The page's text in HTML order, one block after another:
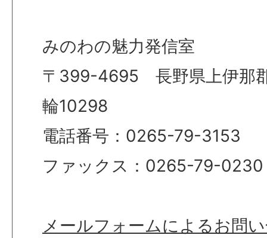
みのわの魅力発信室
〒399-4695 長野県上伊那
輪10298
電話番号：0265-79-3153
ファックス：0265-79-0230
メールフォームによるお問